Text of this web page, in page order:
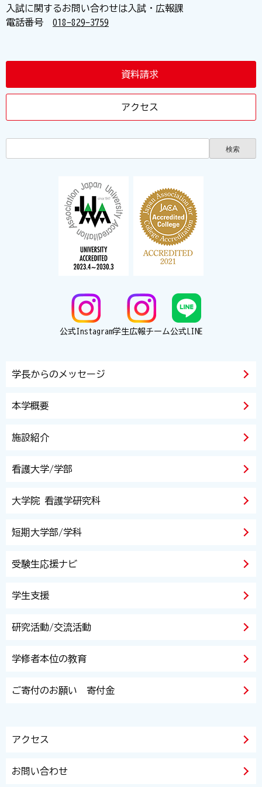
入試に関するお問い合わせは入試・広報課
電話番号 018-829-3759
資料請求
アクセス
公式Instagram学生広報チーム公式LINE
学長からのメッセージ
本学概要
施設紹介
看護大学/学部
大学院 看護学研究科
短期大学部/学科
受験生応援ナビ
学生支援
研究活動/交流活動
学修者本位の教育
ご寄付のお願い 寄付金
アクセス
お問い合わせ